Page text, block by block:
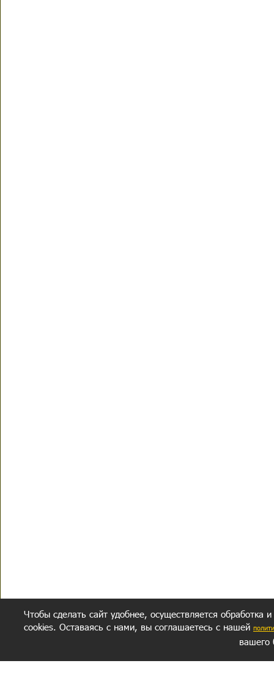
Чтобы сделать сайт удобнее, осуществляется обработка
cookies. Оставаясь с нами, вы соглашаетесь с нашей
вашего